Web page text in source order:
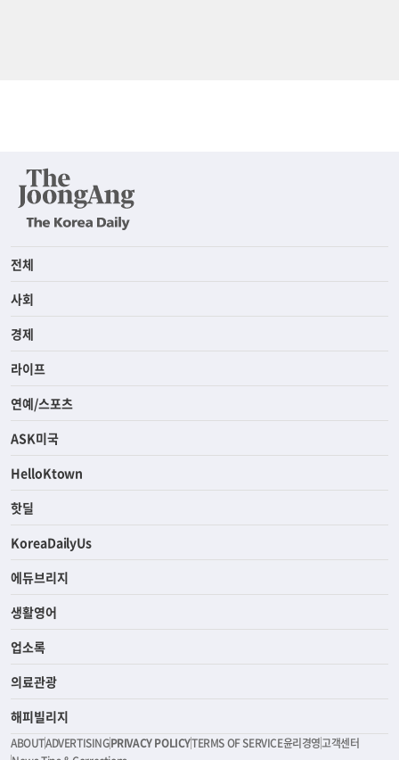
전체
사회
경제
라이프
연예/스포츠
ASK미국
HelloKtown
핫딜
KoreaDailyUs
에듀브리지
생활영어
업소록
의료관광
해피빌리지
ABOUTADVERTISINGPRIVACY POLICYTERMS OF SERVICE윤리경영고객센터